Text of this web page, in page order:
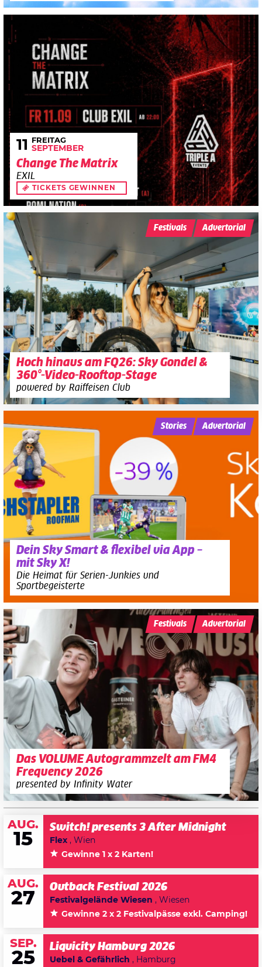
11 FREITAG
SEPTEMBER
Change The Matrix
EXIL
TICKETS GEWINNEN
Hoch hinaus am FQ26: Sky Gondel &
360°-Video-Rooftop-Stage
powered by Raiffeisen Club
Festivals Advertorial
Dein Sky Smart & flexibel via App –
mit Sky X!
Die Heimat für Serien-Junkies und
Sportbegeisterte
Stories Advertorial
Das VOLUME Autogrammzelt am FM4
Frequency 2026
presented by Infinity Water
Festivals Advertorial
AUG.
15
Switch! presents 3 After Midnight
Flex , Wien
Gewinne 1 x 2 Karten!
AUG.
27
Outback Festival 2026
Festivalgelände Wiesen , Wiesen
Gewinne 2 x 2 Festivalpässe exkl. Camping!
SEP.
25
Liquicity Hamburg 2026
Uebel & Gefährlich , Hamburg